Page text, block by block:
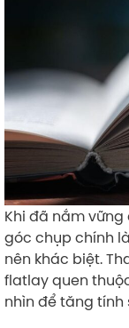
Khi đã nắm
góc chụp chính
nên khác biệt.
flatlay quen
nhìn để tăng